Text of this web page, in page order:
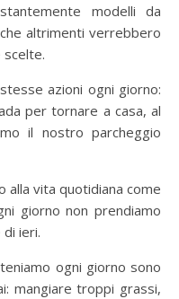
modelli da
altrimenti verrebbero
azioni ogni giorno:
per tornare a casa, al
il nostro parcheggio
alla vita quotidiana come
giorno non prendiamo
ieri.
ogni giorno sono
mangiare troppi grassi,